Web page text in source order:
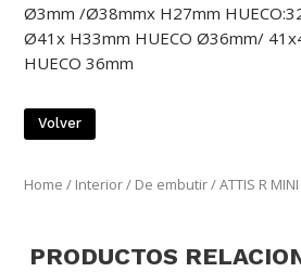
Ø3mm /Ø38mmx H27mm
Ø41x H33mm HUECO Ø36mm/
HUECO 36mm
Volver
Home / Interior/ De embutir/ ATTIS R MINI
PRODUCTOS